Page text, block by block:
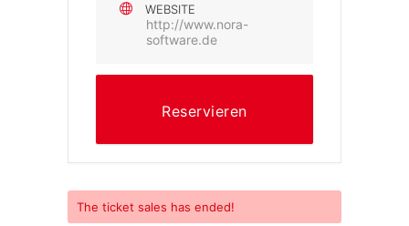
WEBSITE
http://www.nora-
software.de
Reservieren
The ticket sales has ended!